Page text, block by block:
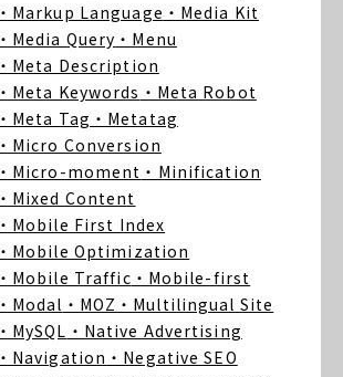
・Markup Language ・Media Kit
・Media Query ・Menu
・Meta Description
・Meta Keywords ・Meta Robot
・Meta Tag ・Metatag
・Micro Conversion
・Micro-moment ・Minification
・Mixed Content
・Mobile First Index
・Mobile Optimization
・Mobile Traffic ・Mobile-first
・Modal ・MOZ ・Multilingual Site
・MySQL ・Native Advertising
・Navigation ・Negative SEO